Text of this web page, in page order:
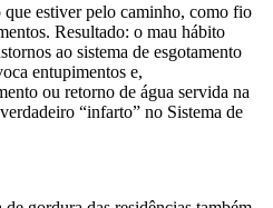
estiver pelo caminho, como fio
Resultado: o mau hábito
ao sistema de esgotamento
entupimentos e,
ou retorno de água servida na
“infarto” no Sistema de